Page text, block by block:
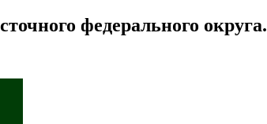
федерального округа.